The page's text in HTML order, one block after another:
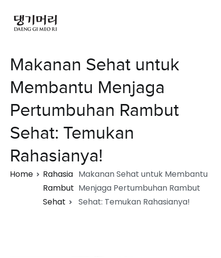
Makanan Sehat untuk
Membantu Menjaga
Pertumbuhan Rambut
Sehat: Temukan
Rahasianya!
Home
Rahasia
Rambut
Sehat
Makanan Sehat untuk Membantu
Menjaga Pertumbuhan Rambut
Sehat: Temukan Rahasianya!